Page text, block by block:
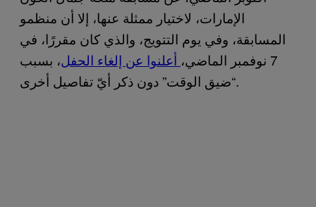
الإمارات، لاختيار ممثلة عنها، إلا أن منظمو
المسابقة، وفي يوم التتويج، والذي كان مقررًا، في
7 نوفمبر الماضي،
أعلنوا عن إلغاء الحفل، بسبب
“ضيق الوقت” دون ذكر أيّ تفاصيل أخرى.